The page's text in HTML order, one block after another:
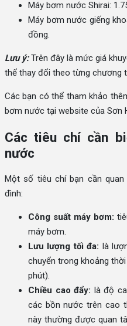
Máy bơm nước Shirai:
Máy bơm nước giếng
đồng.
Lưu ý:Trên đây là mức giá
thể thay đổi theo từng chương
Các bạn có thể tham khảo
bơm nước tại website của Sơn
Các tiêu chí cần
nước
Một số tiêu chí bạn cần
đình:
Công suất máy bơm:
máy bơm.
Lưu lượng tối đa: là
chuyển trong khoảng
phút).
Chiều cao đẩy: là độ
các bồn nước trên cao
này thường được quan